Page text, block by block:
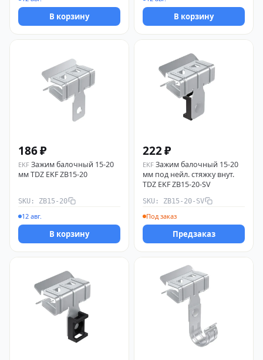
В корзину В корзину
186 ₽
EKF Зажим балочный 15-20
мм TDZ EKF ZB15-20
SKU: ZB15-20
12 авг.
В корзину
222 ₽
EKF Зажим балочный 15-20
мм под нейл. стяжку внут.
TDZ EKF ZB15-20-SV
SKU: ZB15-20-SV
Под заказ
Предзаказ